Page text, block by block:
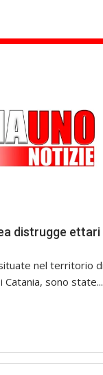
distrugge ettari
nel territorio di
Catania, sono state...